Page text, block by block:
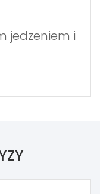
jedzeniem i